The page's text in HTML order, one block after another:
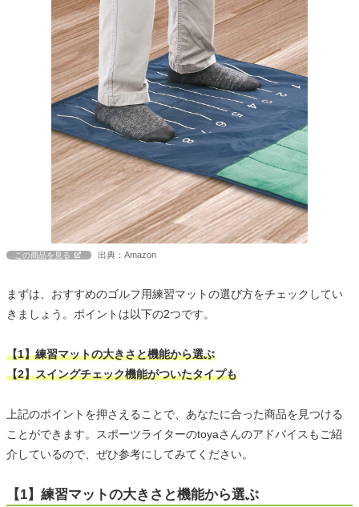
この商品を見る 出典：Amazon
まずは、おすすめのゴルフ用練習マットの選び方をチェックしてい
きましょう。ポイントは以下の2つです。
【1】練習マットの大きさと機能から選ぶ
【2】スイングチェック機能がついたタイプも
上記のポイントを押さえることで、あなたに合った商品を見つける
ことができます。スポーツライターのtoyaさんのアドバイスもご紹
介しているので、ぜひ参考にしてみてください。
【1】練習マットの大きさと機能から選ぶ